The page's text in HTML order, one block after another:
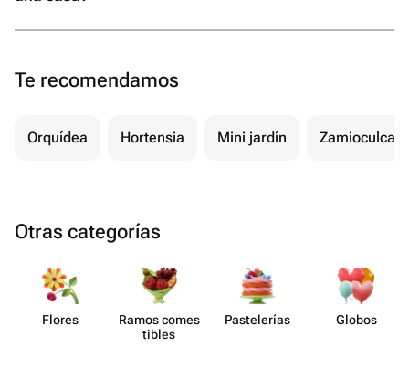
Te recomendamos
Orquídea Hortensia Mini jardín Zamioculcas
Otras categorías
Flores
Ramos comes​
tibles
Paste​lerías Globos